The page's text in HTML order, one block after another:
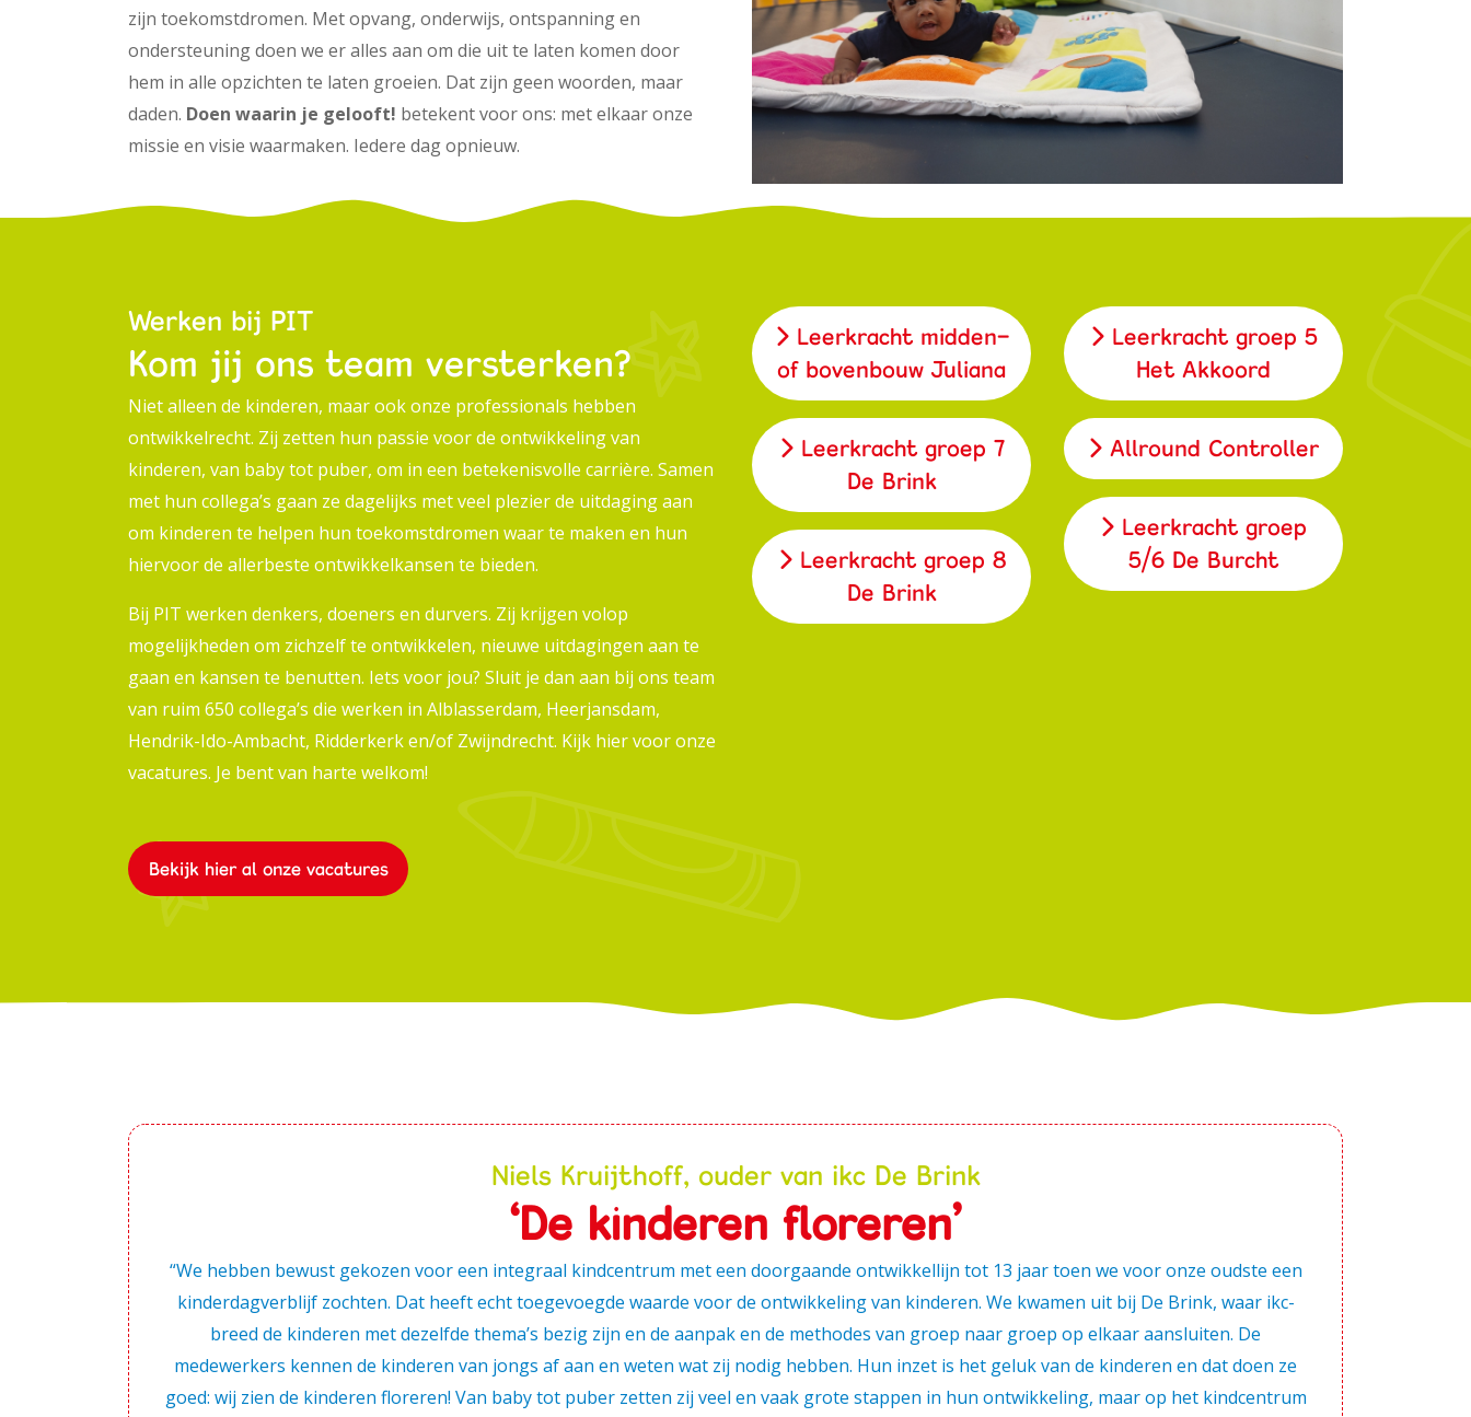
zijn toekomstdromen. Met opvang, onderwijs, ontspanning en
ondersteuning doen we er alles aan om die uit te laten komen door
hem in alle opzichten te laten groeien. Dat zijn geen woorden, maar
daden. Doen waarin je gelooft! betekent voor ons: met elkaar onze
missie en visie waarmaken. Iedere dag opnieuw.
Werken bij PIT
Kom jij ons team versterken?
Niet alleen de kinderen, maar ook onze professionals hebben
ontwikkelrecht. Zij zetten hun passie voor de ontwikkeling van
kinderen, van baby tot puber, om in een betekenisvolle carrière. Samen
met hun collega’s gaan ze dagelijks met veel plezier de uitdaging aan
om kinderen te helpen hun toekomstdromen waar te maken en hun
hiervoor de allerbeste ontwikkelkansen te bieden.
Bij PIT werken denkers, doeners en durvers. Zij krijgen volop
mogelijkheden om zichzelf te ontwikkelen, nieuwe uitdagingen aan te
gaan en kansen te benutten. Iets voor jou? Sluit je dan aan bij ons team
van ruim 650 collega’s die werken in Alblasserdam, Heerjansdam,
Hendrik-Ido-Ambacht, Ridderkerk en/of Zwijndrecht. Kijk hiervoor onze
vacatures. Je bent van harte welkom!
Bekijk hier al onze vacatures
Leerkracht midden-
of bovenbouw Juliana
Leerkracht groep 7
De Brink
Leerkracht groep 8
De Brink
Leerkracht groep 5
Het Akkoord
Allround Controller
Leerkracht groep
5/6 De Burcht
Niels Kruijthoff, ouder van ikc De Brink
‘De kinderen floreren’
“We hebben bewust gekozen voor een integraal kindcentrum met een doorgaande ontwikkellijn tot 13 jaar toen we voor onze oudste een
kinderdagverblijf zochten. Dat heeft echt toegevoegde waarde voor de ontwikkeling van kinderen. We kwamen uit bij De Brink, waar ikc-
breed de kinderen met dezelfde thema’s bezig zijn en de aanpak en de methodes van groep naar groep op elkaar aansluiten. De
medewerkers kennen de kinderen van jongs af aan en weten wat zij nodig hebben. Hun inzet is het geluk van de kinderen en dat doen ze
goed: wij zien de kinderen floreren! Van baby tot puber zetten zij veel en vaak grote stappen in hun ontwikkeling, maar op het kindcentrum